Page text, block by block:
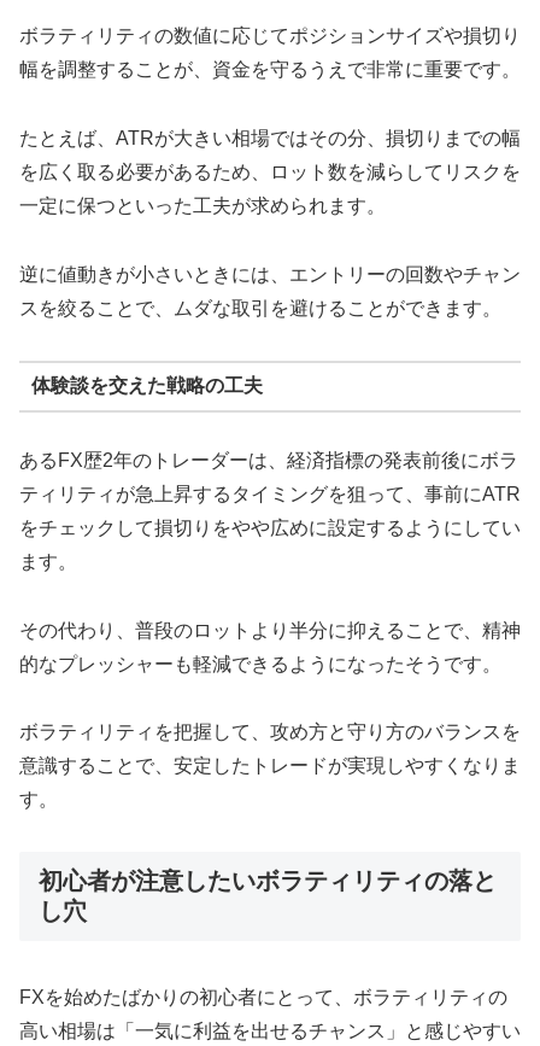
ボラティリティの数値に応じてポジションサイズや損切り
幅を調整することが、資金を守るうえで非常に重要です。
たとえば、ATRが大きい相場ではその分、損切りまでの幅
を広く取る必要があるため、ロット数を減らしてリスクを
一定に保つといった工夫が求められます。
逆に値動きが小さいときには、エントリーの回数やチャン
スを絞ることで、ムダな取引を避けることができます。
体験談を交えた戦略の工夫
あるFX歴2年のトレーダーは、経済指標の発表前後にボラ
ティリティが急上昇するタイミングを狙って、事前にATR
をチェックして損切りをやや広めに設定するようにしてい
ます。
その代わり、普段のロットより半分に抑えることで、精神
的なプレッシャーも軽減できるようになったそうです。
ボラティリティを把握して、攻め方と守り方のバランスを
意識することで、安定したトレードが実現しやすくなりま
す。
初心者が注意したいボラティリティの落と
し穴
FXを始めたばかりの初心者にとって、ボラティリティの
高い相場は「一気に利益を出せるチャンス」と感じやすい